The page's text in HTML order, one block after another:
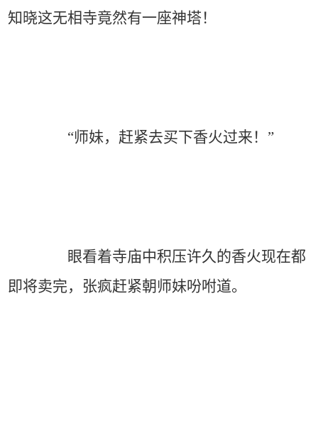
知晓这无相寺竟然有一座神塔！
“师妹，赶紧去买下香火过来！”
眼看着寺庙中积压许久的香火现在都
即将卖完，张疯赶紧朝师妹吩咐道。